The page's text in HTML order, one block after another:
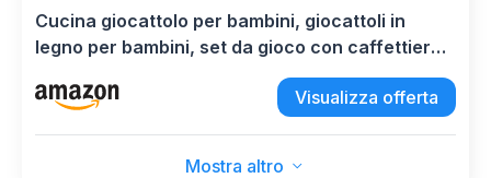
Cucina giocattolo per bambini, giocattoli in
legno per bambini, set da gioco con caffettiera,
accessori da cucina, regalo per ragazze e
ragazzi dai 3 ai 6 anni
Visualizza offerta
Mostra altro